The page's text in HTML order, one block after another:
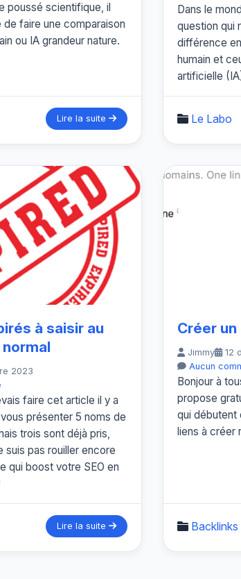
poussé scientifique, il
faire une comparaison
ou IA grandeur nature.
Lire la suite
Dans le
question qui
différence
humain et
artificielle
Le Labo
à saisir au
2023
faire cet article il y a
présenter 5 noms de
trois sont déjà pris,
suis pas rouiller encore
qui boost votre SEO en
Lire la suite
Créer
Jimmy
12
Aucun
Bonjour à
propose
qui débutent
liens à créer
Backlinks